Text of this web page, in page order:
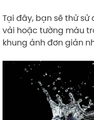
Tại đây, bạn sẽ thử
vải hoặc tường màu
khung ảnh đơn giản